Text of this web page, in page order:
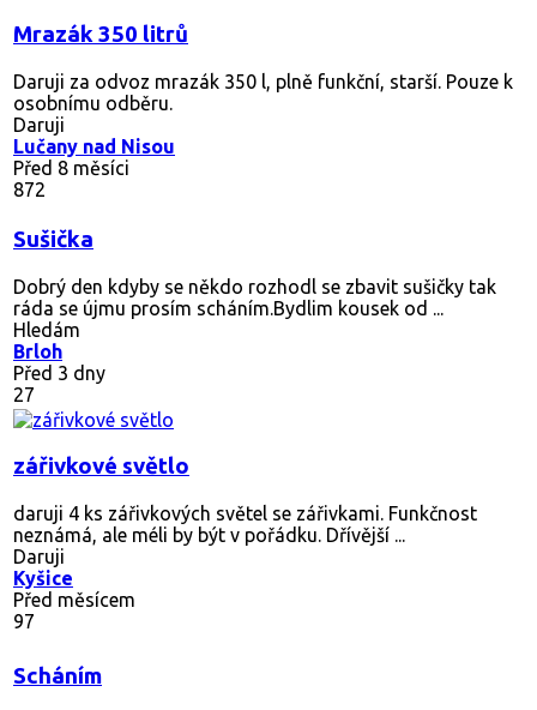
Mrazák 350 litrů
Daruji za odvoz mrazák 350 l, plně funkční, starší. Pouze k
osobnímu odběru.
Daruji
Lučany nad Nisou
Před 8 měsíci
872
Sušička
Dobrý den kdyby se někdo rozhodl se zbavit sušičky tak
ráda se újmu prosím scháním.Bydlim kousek od ...
Hledám
Brloh
Před 3 dny
27
zářivkové světlo
daruji 4 ks zářivkových světel se zářivkami. Funkčnost
neznámá, ale méli by být v pořádku. Dřívější ...
Daruji
Kyšice
Před měsícem
97
Scháním